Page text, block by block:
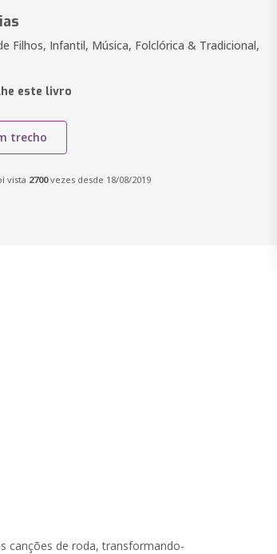
Filhos, Infantil, Música, Folclórica & Tradicional,
este livro
trecho
vista 2700vezes desde 18/08/2019
canções de roda, transformando-